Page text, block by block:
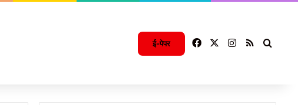
ई-पेपर FacebookInstagram
RSS